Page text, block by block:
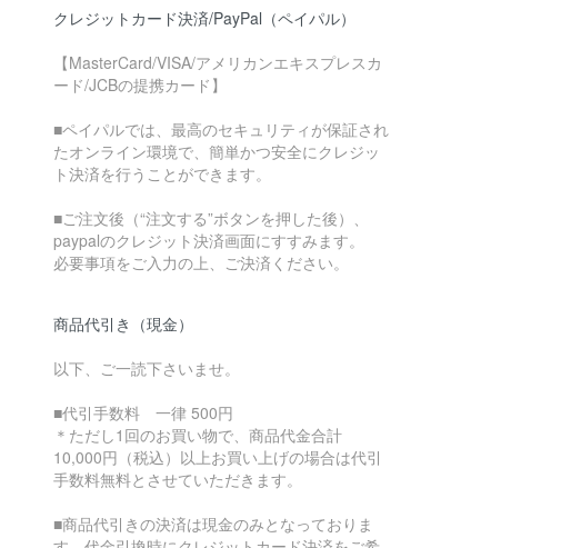
クレジットカード決済/PayPal（ペイパル）
【MasterCard/VISA/アメリカンエキスプレスカ
ード/JCBの提携カード】
■ペイパルでは、最高のセキュリティが保証され
たオンライン環境で、簡単かつ安全にクレジッ
ト決済を行うことができます。
■ご注文後（“注文する”ボタンを押した後）、
paypalのクレジット決済画面にすすみます。
必要事項をご入力の上、ご決済ください。
商品代引き（現金）
以下、ご一読下さいませ。
■代引手数料 一律 500円
＊ただし1回のお買い物で、商品代金合計
10,000円（税込）以上お買い上げの場合は代引
手数料無料とさせていただきます。
■商品代引きの決済は現金のみとなっておりま